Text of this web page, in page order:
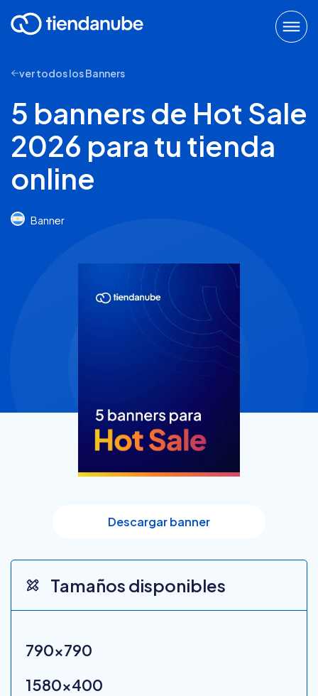
ver todos los Banners
5 banners de Hot Sale
2026 para tu tienda
online
Banner
Descargar banner
Tamaños disponibles
790x790
1580x400